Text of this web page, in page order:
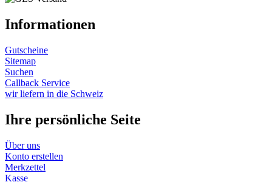
Informationen
Gutscheine
Sitemap
Suchen
Callback Service
wir liefern in die Schweiz
Ihre persönliche Seite
Über uns
Konto erstellen
Merkzettel
Kasse